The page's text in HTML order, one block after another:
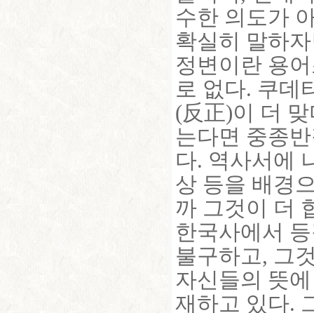
수한 의도가
확실히 말하
정변이란 용
로 없다. 쿠데
(反正)이 더
는다면 중종
다. 역사서에
상 등을 배경
까 그것이 더
한국사에서
불구하고, 그
자신들의 뜻
재하고 있다.